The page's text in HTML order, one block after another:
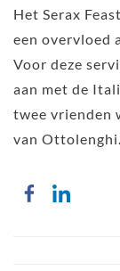
Het Serax
een overvloed
Voor deze
aan met de
twee vrienden
van Ottolenghi.